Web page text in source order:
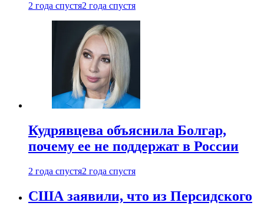
2 года спустя2 года спустя
Кудрявцева объяснила Болгар,
почему ее не поддержат в России
2 года спустя2 года спустя
США заявили, что из Персидского